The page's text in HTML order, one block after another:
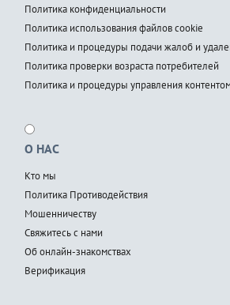
Политика конфиденциальности
Политика использования файлов cookie
Политика и процедуры подачи жалоб и
Политика проверки возраста потребителей
Политика и процедуры управления
О НАС
Кто мы
Политика Противодействия
Мошенничеству
Свяжитесь с нами
Об онлайн-знакомствах
Верификация